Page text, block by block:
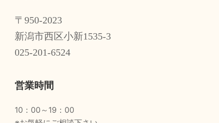
〒950-2023
新潟市西区小新1535-3
025-201-6524
営業時間
10：00～19：00